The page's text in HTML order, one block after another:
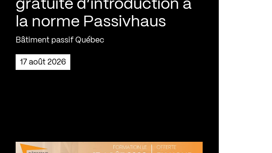
gratuite d’introduction à
la norme Passivhaus
Bâtiment passif Québec
17 août 2026